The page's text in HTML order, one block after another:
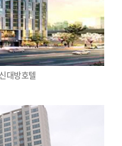
대방호텔